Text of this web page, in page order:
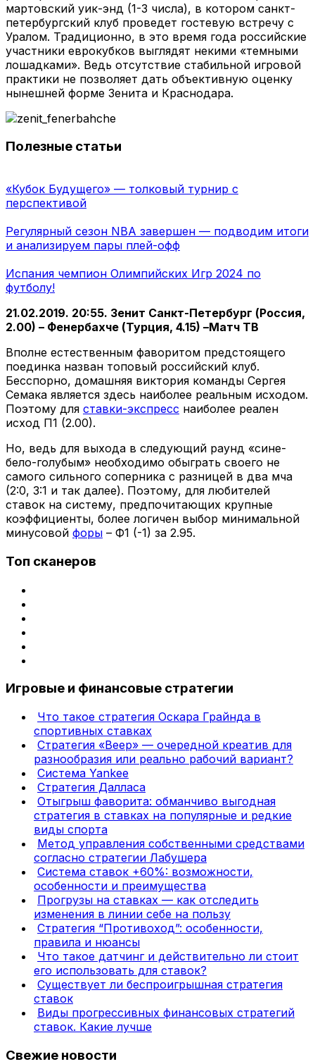
мартовский уик-энд (1-3 числа), в котором санкт-
петербургский клуб проведет гостевую встречу с
Уралом. Традиционно, в это время года российские
участники еврокубков выглядят некими «темными
лошадками». Ведь отсутствие стабильной игровой
практики не позволяет дать объективную оценку
нынешней форме Зенита и Краснодара.
Полезные статьи
«Кубок Будущего» — толковый турнир с
перспективой
Регулярный сезон NBA завершен — подводим итоги
и анализируем пары плей-офф
Испания чемпион Олимпийских Игр 2024 по
футболу!
21.02.2019. 20:55. Зенит Санкт-Петербург (Россия,
2.00) – Фенербахче (Турция, 4.15) –Матч ТВ
Вполне естественным фаворитом предстоящего
поединка назван топовый российский клуб.
Бесспорно, домашняя виктория команды Сергея
Семака является здесь наиболее реальным исходом.
Поэтому для ставки-экспресс наиболее реален
исход П1 (2.00).
Но, ведь для выхода в следующий раунд «сине-
бело-голубым» необходимо обыграть своего не
самого сильного соперника с разницей в два мча
(2:0, 3:1 и так далее). Поэтому, для любителей
ставок на систему, предпочитающих крупные
коэффициенты, более логичен выбор минимальной
минусовой форы – Ф1 (-1) за 2.95.
Топ сканеров
Игровые и финансовые стратегии
Что такое стратегия Оскара Грайнда в
спортивных ставках
Стратегия «Веер» — очередной креатив для
разнообразия или реально рабочий вариант?
Система Yankee
Стратегия Далласа
Отыгрыш фаворита: обманчиво выгодная
стратегия в ставках на популярные и редкие
виды спорта
Метод управления собственными средствами
согласно стратегии Лабушера
Система ставок +60%: возможности,
особенности и преимущества
Прогрузы на ставках — как отследить
изменения в линии себе на пользу
Стратегия “Противоход”: особенности,
правила и нюансы
Что такое датчинг и действительно ли стоит
его использовать для ставок?
Существует ли беспроигрышная стратегия
ставок
Виды прогрессивных финансовых стратегий
ставок. Какие лучше
Свежие новости